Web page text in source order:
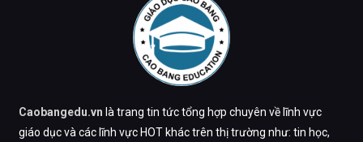
Caobangedu.vn là trang tin tức tổng hợp chuyên về lĩnh vực
giáo dục và các lĩnh vực HOT khác trên thị trường như: tin học,